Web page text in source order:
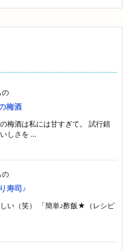
の
梅酒
梅酒は私には甘すぎて。 試行錯
しさを ...
の
寿司♪
い（笑） 「簡単♪酢飯★（レシピ